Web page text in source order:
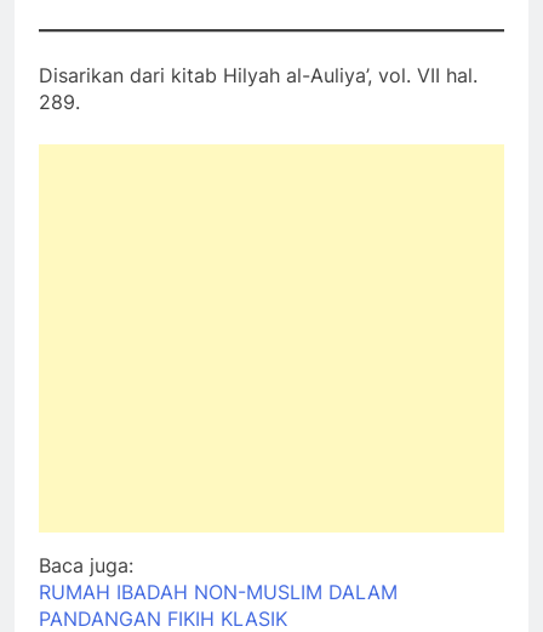
Disarikan dari kitab Hilyah al-Auliya’, vol. VII hal.
289.
Baca juga:
RUMAH IBADAH NON-MUSLIM DALAM
PANDANGAN FIKIH KLASIK